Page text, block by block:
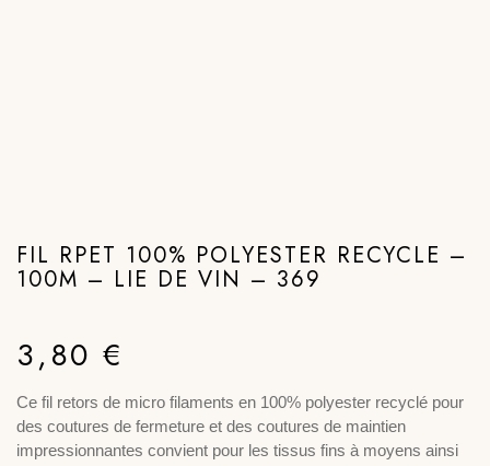
FIL RPET 100% POLYESTER RECYCLE –
100M – LIE DE VIN – 369
3,80 €
Ce fil retors de micro filaments en 100% polyester recyclé pour
des coutures de fermeture et des coutures de maintien
impressionnantes convient pour les tissus fins à moyens ainsi